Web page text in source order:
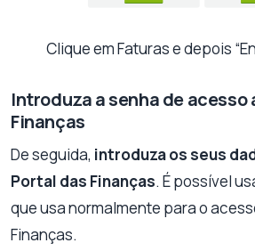
Clique em Faturas e depois
Introduza a senha de acesso
Finanças
De seguida, introduza os seus
Portal das Finanças. É possível
que usa normalmente para o
Finanças.